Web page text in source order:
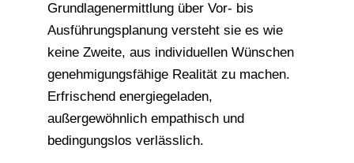
Grundlagenermittlung über Vor- bis
Ausführungsplanung versteht sie es wie
keine Zweite, aus individuellen Wünschen
genehmigungsfähige Realität zu machen.
Erfrischend energiegeladen,
außergewöhnlich empathisch und
bedingungslos verlässlich.